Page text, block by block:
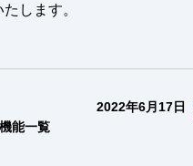
します。
2022年6月17日
能一覧